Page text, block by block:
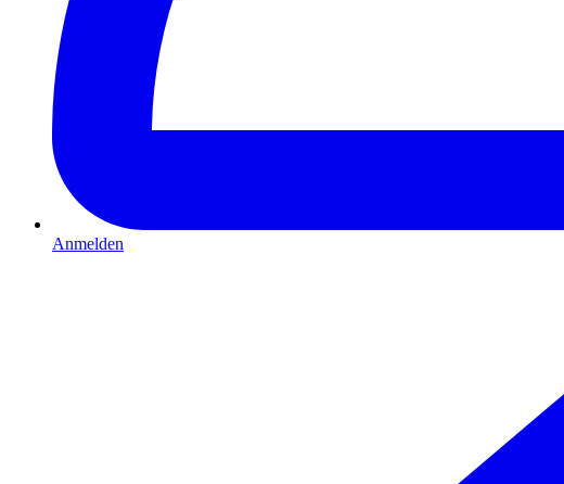
Anmelden